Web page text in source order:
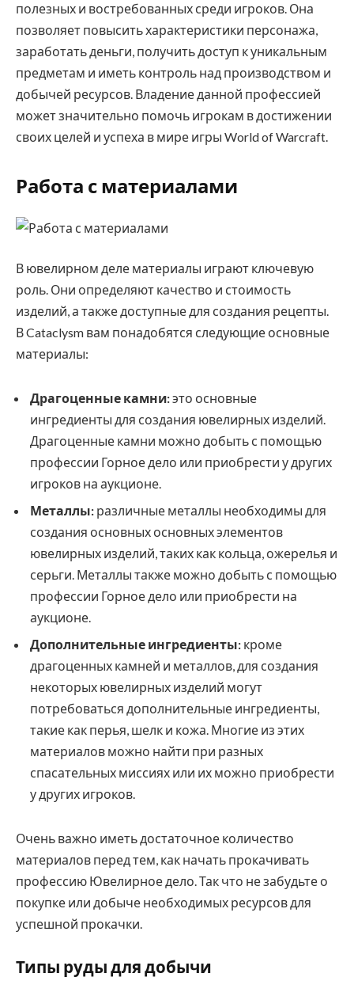
полезных и востребованных среди игроков. Она
позволяет повысить характеристики персонажа,
заработать деньги, получить доступ к уникальным
предметам и иметь контроль над производством и
добычей ресурсов. Владение данной профессией
может значительно помочь игрокам в достижении
своих целей и успеха в мире игры World of Warcraft.
Работа с материалами
В ювелирном деле материалы играют ключевую
роль. Они определяют качество и стоимость
изделий, а также доступные для создания рецепты.
В Cataclysm вам понадобятся следующие основные
материалы:
Драгоценные камни:это основные
ингредиенты для создания ювелирных изделий.
Драгоценные камни можно добыть с помощью
профессии Горное дело или приобрести у других
игроков на аукционе.
Металлы: различные металлы необходимы для
создания основных основных элементов
ювелирных изделий, таких как кольца, ожерелья и
серьги. Металлы также можно добыть с помощью
профессии Горное дело или приобрести на
аукционе.
Дополнительные ингредиенты: кроме
драгоценных камней и металлов, для создания
некоторых ювелирных изделий могут
потребоваться дополнительные ингредиенты,
такие как перья, шелк и кожа. Многие из этих
материалов можно найти при разных
спасательных миссиях или их можно приобрести
у других игроков.
Очень важно иметь достаточное количество
материалов перед тем, как начать прокачивать
профессию Ювелирное дело. Так что не забудьте о
покупке или добыче необходимых ресурсов для
успешной прокачки.
Типы руды для добычи